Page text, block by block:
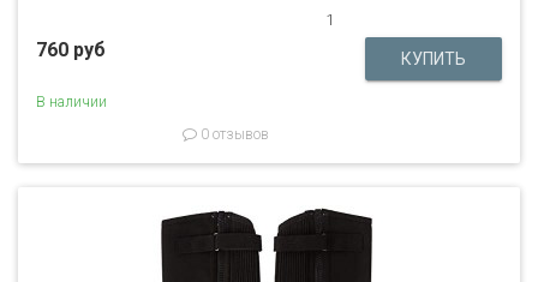
1
760 руб
В наличии
0 отзывов